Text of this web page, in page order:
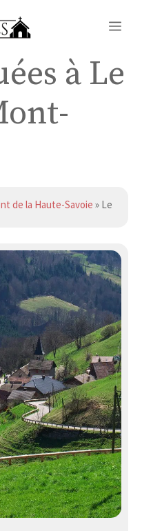
à Le
de la Haute-Savoie » Le